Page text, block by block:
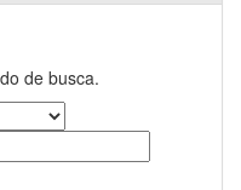
de busca.